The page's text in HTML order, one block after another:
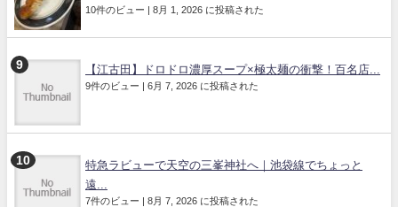
10件のビュー | 8月 1, 2026 に投稿された
【江古田】ドロドロ濃厚スープ×極太麺の衝撃！百名店...
9件のビュー | 6月 7, 2026 に投稿された
特急ラビューで天空の三峯神社へ｜池袋線でちょっと
遠...
7件のビュー | 8月 7, 2026 に投稿された